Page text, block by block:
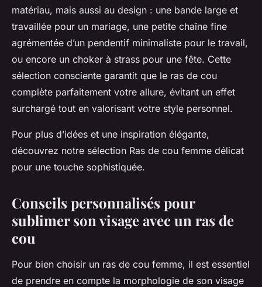
matériau, mais aussi au design : une bande large et
travaillée pour un mariage, une petite chaîne fine
agrémentée d’un pendentif minimaliste pour le travail,
ou encore un choker à strass pour une fête. Cette
sélection consciente garantit que le ras de cou
complète parfaitement votre allure, évitant un effet
surchargé tout en valorisant votre style personnel.
Pour plus d’idées et une inspiration élégante,
découvrez notre sélection Ras de cou femme délicat
pour une touche sophistiquée.
Conseils personnalisés pour
sublimer son visage avec un ras de
cou
Pour bien choisir un ras de cou femme, il est essentiel
de prendre en compte la morphologie de son visage